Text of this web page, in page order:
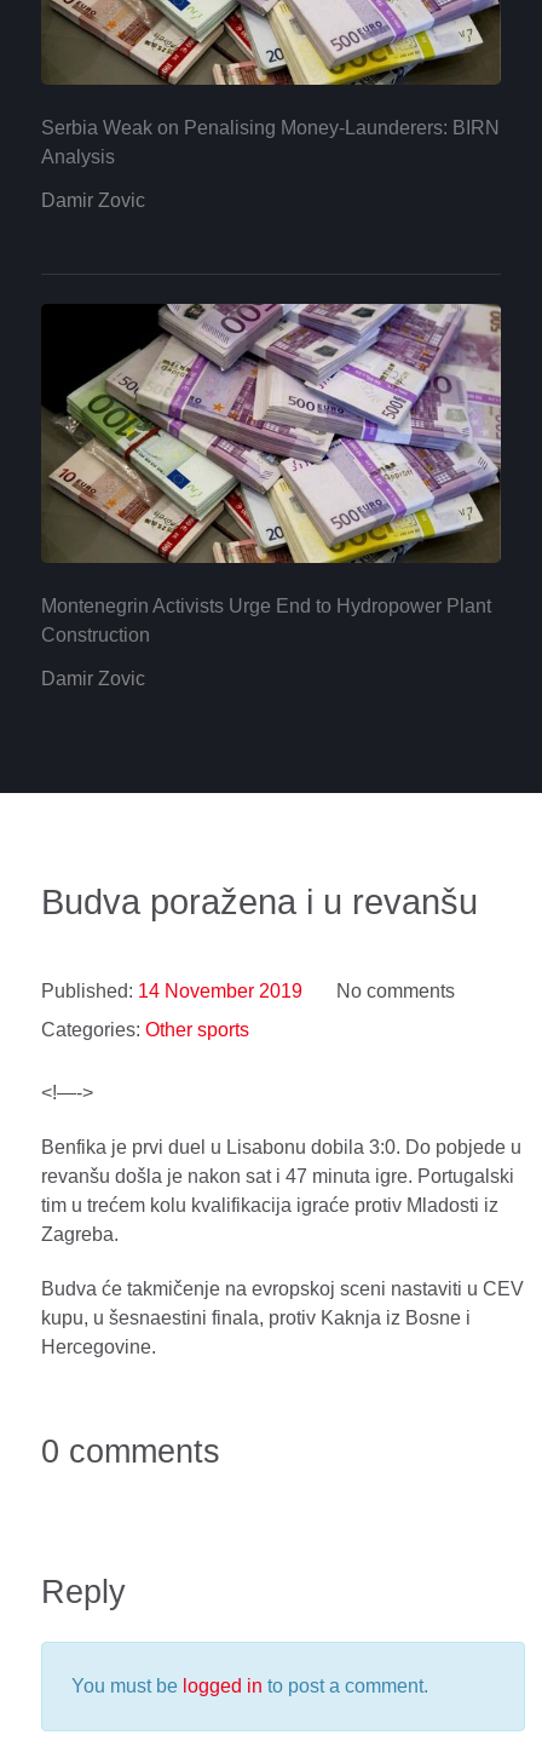
Serbia Weak on Penalising Money-Launderers: BIRN
Analysis
Damir Zovic
Montenegrin Activists Urge End to Hydropower Plant
Construction
Damir Zovic
Budva poražena i u revanšu
Published: 14 November 2019
No comments
Categories: Other sports
<!—->
Benfika je prvi duel u Lisabonu dobila 3:0. Do pobjede u
revanšu došla je nakon sat i 47 minuta igre. Portugalski
tim u trećem kolu kvalifikacija igraće protiv Mladosti iz
Zagreba.
Budva će takmičenje na evropskoj sceni nastaviti u CEV
kupu, u šesnaestini finala, protiv Kaknja iz Bosne i
Hercegovine.
0 comments
Reply
You must be logged in to post a comment.